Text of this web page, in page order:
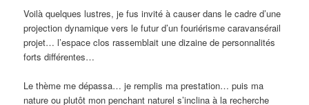
Voilà quelques lustres, je fus invité à causer dans le cadre d’une
projection dynamique vers le futur d’un fouriérisme caravansérail
projet… l’espace clos rassemblait une dizaine de personnalités
forts différentes…
Le thème me dépassa… je remplis ma prestation… puis ma
nature ou plutôt mon penchant naturel s’inclina à la recherche